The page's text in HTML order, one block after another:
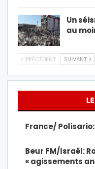
Un
au
PRÉCÉDENT SUIVANT
France/
Beur FM/Israël:
« agissements